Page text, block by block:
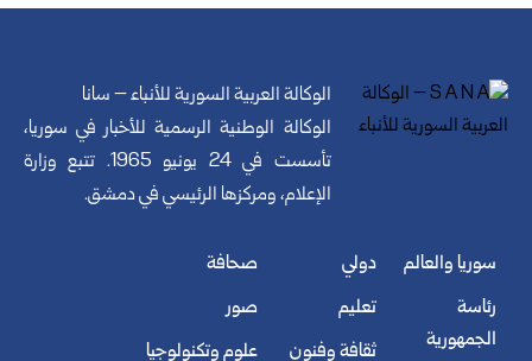
الوكالة العربية السورية للأنباء – سانا
الوكالة الوطنية الرسمية للأخبار في سوريا،
تأسست في 24 يونيو 1965. تتبع وزارة
الإعلام، ومركزها الرئيسي في دمشق.
سوريا والعالم
رئاسة
الجمهورية
دولي
تعليم
ثقافة وفنون
صحافة
صور
علوم وتكنولوجيا